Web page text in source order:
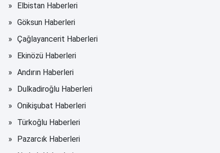
Elbistan Haberleri
Göksun Haberleri
Çağlayancerit Haberleri
Ekinözü Haberleri
Andırın Haberleri
Dulkadiroğlu Haberleri
Onikişubat Haberleri
Türkoğlu Haberleri
Pazarcık Haberleri